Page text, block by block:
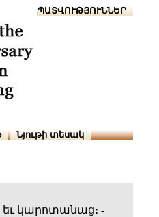
ՆԱԽԱՊԱՏՎՈՒԹՅՈՒՆՆԵՐ
Նյութի տեսակ
կարոտանաց։ -